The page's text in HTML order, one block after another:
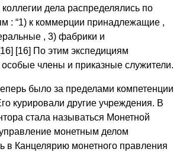
дела распределялись по
: “1) к коммерции принадлежащие ,
, 3) фабрики и
[16] По этим экспедициям
особые члены и приказные служители.
было за пределами компетенции
курировали другие учреждения. В
стала называться Монетной
монетным делом
в Канцелярию монетного правления